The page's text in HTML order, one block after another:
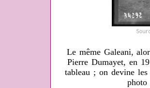
Le même Galeani,
Pierre Dumayet, en
tableau ; on devine